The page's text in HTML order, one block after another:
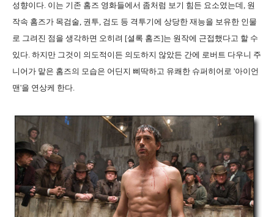
성향이다. 이는 기존 홈즈 영화들에서 좀처럼 보기 힘든 요소였는데, 원
작속 홈즈가 목검술, 권투, 검도 등 격투기에 상당한 재능을 보유한 인물
로 그려진 점을 생각하면 오히려 [셜록 홈즈]는 원작에 근접했다고 할 수
있다. 하지만 그것이 의도적이든 의도하지 않았든 간에 로버트 다우니 주
니어가 맡은 홈즈의 모습은 어딘지 삐딱하고 유쾌한 슈퍼히어로 '아이언
맨'을 연상케 한다.